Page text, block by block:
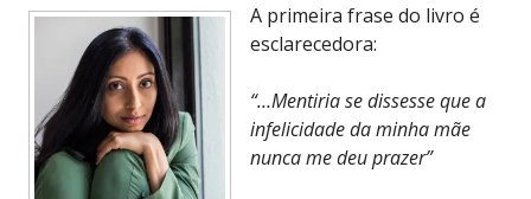
A primeira frase do livro é
esclarecedora:
“…Mentiria se dissesse que a
infelicidade da minha mãe
nunca me deu prazer”